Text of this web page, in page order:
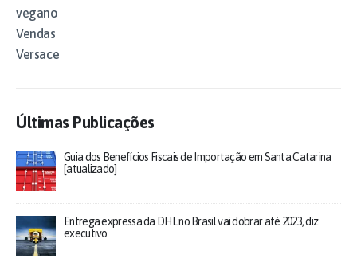
vegano
Vendas
Versace
Últimas Publicações
Guia dos Benefícios Fiscais de Importação em Santa Catarina
[atualizado]
Entrega expressa da DHL no Brasil vai dobrar até 2023, diz
executivo